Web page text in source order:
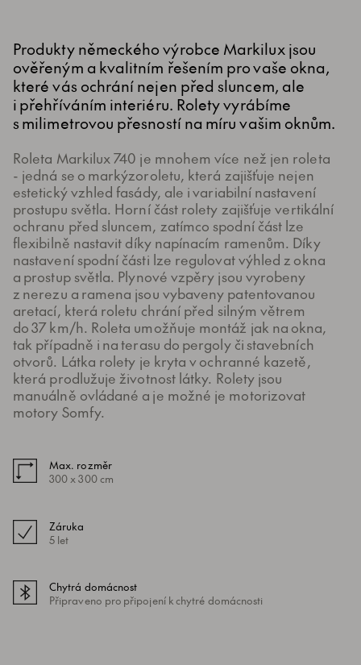
Produkty německého výrobce Markilux jsou
ověřeným a kvalitním řešením pro vaše okna,
které vás ochrání nejen před sluncem, ale
i přehříváním interiéru. Rolety vyrábíme
s milimetrovou přesností na míru vašim oknům.
Roleta Markilux 740 je mnohem více než jen roleta
- jedná se o markýzoroletu, která zajišťuje nejen
estetický vzhled fasády, ale i variabilní nastavení
prostupu světla. Horní část rolety zajišťuje vertikální
ochranu před sluncem, zatímco spodní část lze
flexibilně nastavit díky napínacím ramenům. Díky
nastavení spodní části lze regulovat výhled z okna
a prostup světla. Plynové vzpěry jsou vyrobeny
z nerezu a ramena jsou vybaveny patentovanou
aretací, která roletu chrání před silným větrem
do 37 km/h. Roleta umožňuje montáž jak na okna,
tak případně i na terasu do pergoly či stavebních
otvorů. Látka rolety je kryta v ochranné kazetě,
která prodlužuje životnost látky. Rolety jsou
manuálně ovládané a je možné je motorizovat
motory Somfy.
Max. rozměr
300 x 300 cm
Záruka
5 let
Chytrá domácnost
Připraveno pro připojení k chytré domácnosti